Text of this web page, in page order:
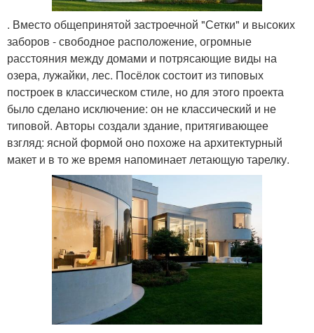
. Вместо общепринятой застроечной "Сетки" и высоких
заборов - свободное расположение, огромные
расстояния между домами и потрясающие виды на
озера, лужайки, лес. Посёлок состоит из типовых
построек в классическом стиле, но для этого проекта
было сделано исключение: он не классический и не
типовой. Авторы создали здание, притягивающее
взгляд: ясной формой оно похоже на архитектурный
макет и в то же время напоминает летающую тарелку.